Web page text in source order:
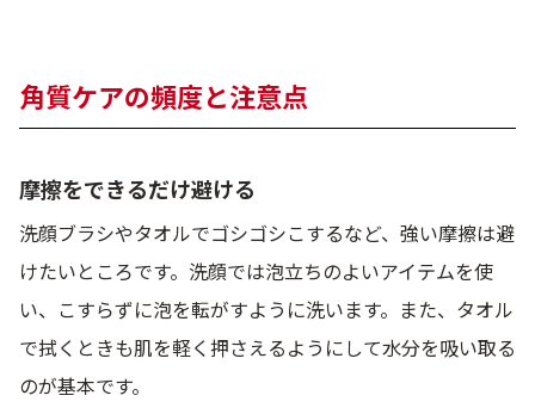
角質ケアの頻度と注意点
摩擦をできるだけ避ける
洗顔ブラシやタオルでゴシゴシこするなど、強い摩擦は避
けたいところです。洗顔では泡立ちのよいアイテムを使
い、こすらずに泡を転がすように洗います。また、タオル
で拭くときも肌を軽く押さえるようにして水分を吸い取る
のが基本です。